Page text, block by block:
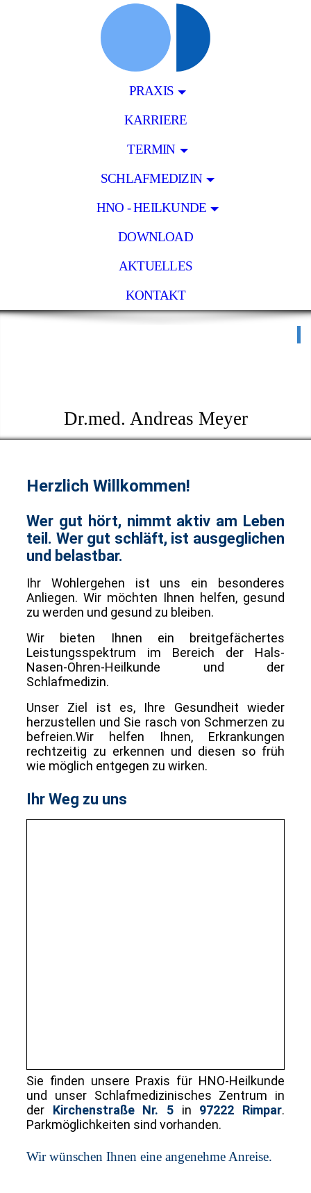
PRAXIS
KARRIERE
TERMIN
SCHLAFMEDIZIN
HNO - HEILKUNDE
DOWNLOAD
AKTUELLES
KONTAKT
I
Dr.med. Andreas Meyer
Herzlich Willkommen!
Wer gut hört, nimmt aktiv am Leben
teil. Wer gut schläft, ist ausgeglichen
und belastbar.
Ihr Wohlergehen ist uns ein besonderes
Anliegen. Wir möchten Ihnen helfen, gesund
zu werden und gesund zu bleiben.
Wir bieten Ihnen ein breitgefächertes
Leistungsspektrum im Bereich der Hals-
Nasen-Ohren-Heilkunde und der
Schlafmedizin.
Unser Ziel ist es, Ihre Gesundheit wieder
herzustellen und Sie rasch von Schmerzen zu
befreien.Wir helfen Ihnen, Erkrankungen
rechtzeitig zu erkennen und diesen so früh
wie möglich entgegen zu wirken.
Ihr Weg zu uns
Sie finden unsere Praxis für HNO-Heilkunde
und unser Schlafmedizinisches Zentrum in
der Kirchenstraße Nr. 5 in 97222 Rimpar.
Parkmöglichkeiten sind vorhanden.
Wir wünschen Ihnen eine angenehme Anreise.